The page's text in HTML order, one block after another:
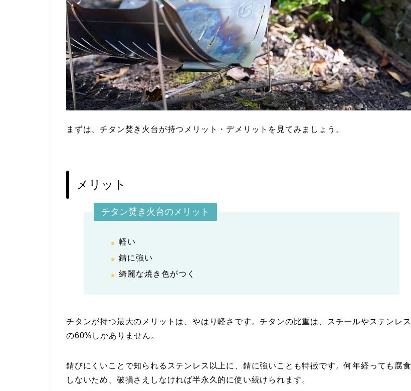
まずは、チタン焚き火台が持つメリット・デメリットを見てみましょう。
メリット
チタン焚き火台のメリット
軽い
錆に強い
綺麗な焼き色がつく
チタンが持つ最大のメリットは、やはり軽さです。チタンの比重は、スチールやステンレス
の60%しかありません。
錆びにくいことで知られるステンレス以上に、錆に強いことも特徴です。何年経っても腐食
しないため、破損さえしなければ半永久的に使い続けられます。